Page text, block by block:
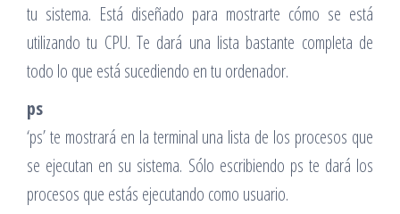
tu sistema. Está diseñado para mostrarte cómo se está
utilizando tu CPU. Te dará una lista bastante completa de
todo lo que está sucediendo en tu ordenador.
ps
‘ps’ te mostrará en la terminal una lista de los procesos que
se ejecutan en su sistema. Sólo escribiendo ps te dará los
procesos que estás ejecutando como usuario.